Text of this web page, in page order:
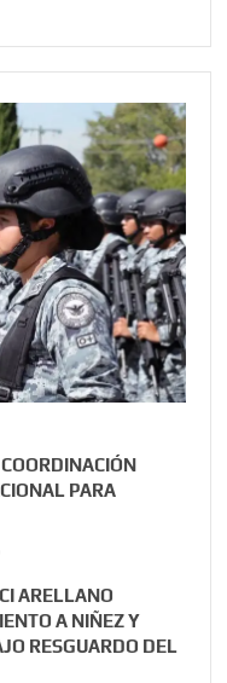
PARA
ARELLANO
A NIÑEZ Y
RESGUARDO DEL